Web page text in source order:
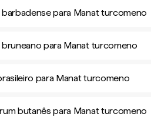
barbadense para Manat turcomeno
bruneano para Manat turcomeno
para Manat turcomeno
butanês para Manat turcomeno